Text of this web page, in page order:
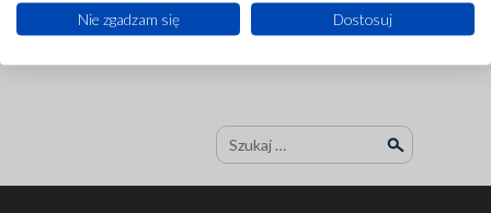
Przewody
miedziane
Nie zgadzam się Dostosuj